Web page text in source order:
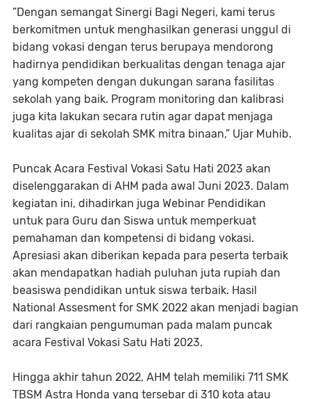
”Dengan semangat Sinergi Bagi Negeri, kami terus
berkomitmen untuk menghasilkan generasi unggul di
bidang vokasi dengan terus berupaya mendorong
hadirnya pendidikan berkualitas dengan tenaga ajar
yang kompeten dengan dukungan sarana fasilitas
sekolah yang baik. Program monitoring dan kalibrasi
juga kita lakukan secara rutin agar dapat menjaga
kualitas ajar di sekolah SMK mitra binaan,” Ujar Muhib.
Puncak Acara Festival Vokasi Satu Hati 2023 akan
diselenggarakan di AHM pada awal Juni 2023. Dalam
kegiatan ini, dihadirkan juga Webinar Pendidikan
untuk para Guru dan Siswa untuk memperkuat
pemahaman dan kompetensi di bidang vokasi.
Apresiasi akan diberikan kepada para peserta terbaik
akan mendapatkan hadiah puluhan juta rupiah dan
beasiswa pendidikan untuk siswa terbaik. Hasil
National Assesment for SMK 2022 akan menjadi bagian
dari rangkaian pengumuman pada malam puncak
acara Festival Vokasi Satu Hati 2023.
Hingga akhir tahun 2022, AHM telah memiliki 711 SMK
TBSM Astra Honda yang tersebar di 310 kota atau